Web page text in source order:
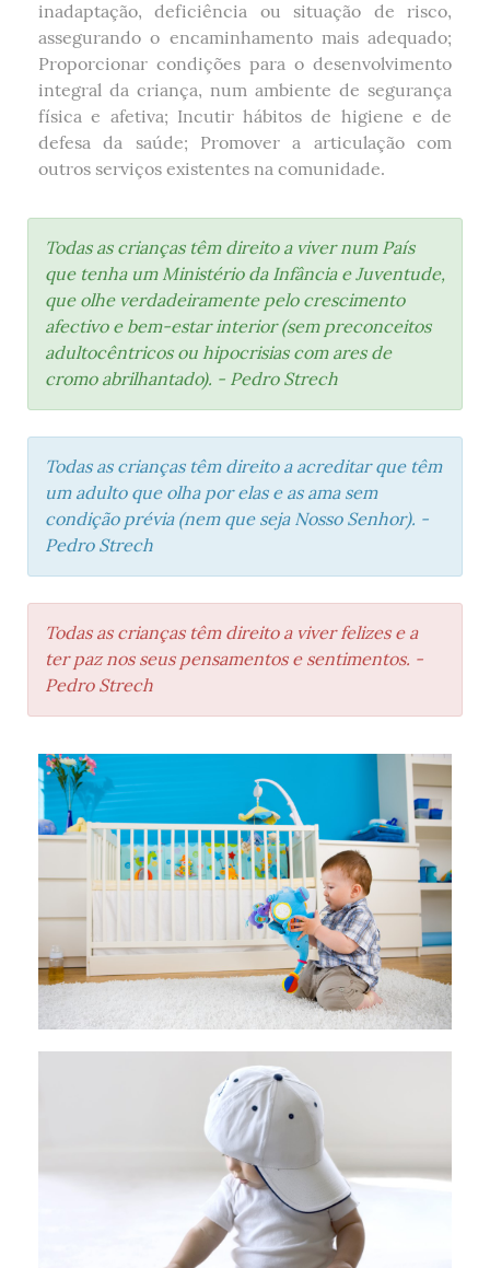
inadaptação, deficiência ou situação de risco,
assegurando o encaminhamento mais adequado;
Proporcionar condições para o desenvolvimento
integral da criança, num ambiente de segurança
física e afetiva; Incutir hábitos de higiene e de
defesa da saúde; Promover a articulação com
outros serviços existentes na comunidade.
Todas as crianças têm direito a viver num País
que tenha um Ministério da Infância e Juventude,
que olhe verdadeiramente pelo crescimento
afectivo e bem-estar interior (sem preconceitos
adultocêntricos ou hipocrisias com ares de
cromo abrilhantado). - Pedro Strech
Todas as crianças têm direito a acreditar que têm
um adulto que olha por elas e as ama sem
condição prévia (nem que seja Nosso Senhor). -
Pedro Strech
Todas as crianças têm direito a viver felizes e a
ter paz nos seus pensamentos e sentimentos. -
Pedro Strech